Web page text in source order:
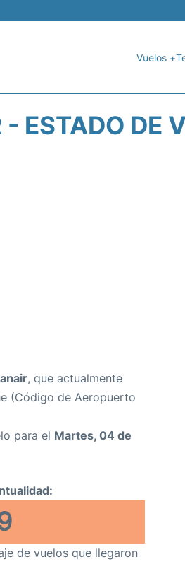
Vuelos +
ESTADO DE
, que actualmente
(Código de Aeropuerto
para el Martes, 04 de
de vuelos que llegaron